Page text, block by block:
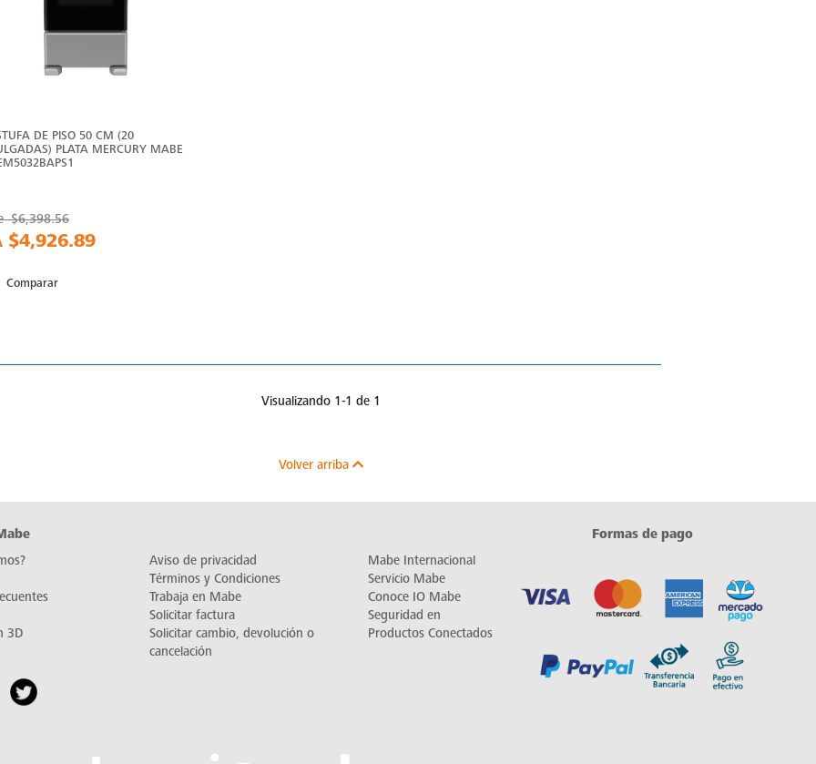
DE PISO 50 CM (20
PLATA MERCURY MABE
$6,398.56
$4,926.89
Comparar
Visualizando 1-1 de 1
Volver arriba
3D
Aviso de privacidad
Términos y Condiciones
Trabaja en Mabe
Solicitar factura
Solicitar cambio, devolución o
cancelación
Mabe Internacional
Servicio Mabe
Conoce IO Mabe
Seguridad en
Productos Conectados
Formas de pago